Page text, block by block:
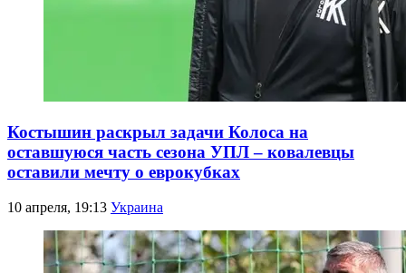
Костышин раскрыл задачи Колоса на
оставшуюся часть сезона УПЛ – ковалевцы
оставили мечту о еврокубках
10 апреля, 19:13 Украина